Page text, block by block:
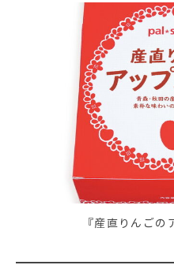
『産直りんご